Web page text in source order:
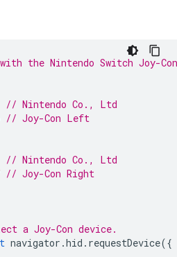
the Nintendo Switch Joy-Con
// Nintendo Co., Ltd
// Joy-Con Left
// Nintendo Co., Ltd
// Joy-Con Right
a Joy-Con device.
navigator .hid . requestDevice({